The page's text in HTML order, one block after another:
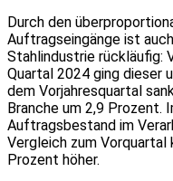
Durch den
Auftragseingänge ist
Stahlindustrie rückläufig:
Quartal 2024 ging dieser
dem Vorjahresquartal
Branche um 2,9 Prozent.
Auftragsbestand im
Vergleich zum Vorquartal
Prozent höher.